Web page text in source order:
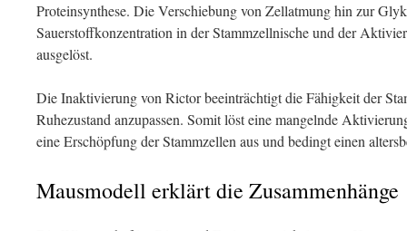
Proteinsynthese. Die Verschiebung von Zellatmung hin zur
Sauerstoffkonzentration in der Stammzellnische und der
ausgelöst.
Die Inaktivierung von Rictor beeinträchtigt die Fähigkeit der
Ruhezustand anzupassen. Somit löst eine mangelnde
eine Erschöpfung der Stammzellen aus und bedingt einen
Mausmodell erklärt die Zusammenhänge